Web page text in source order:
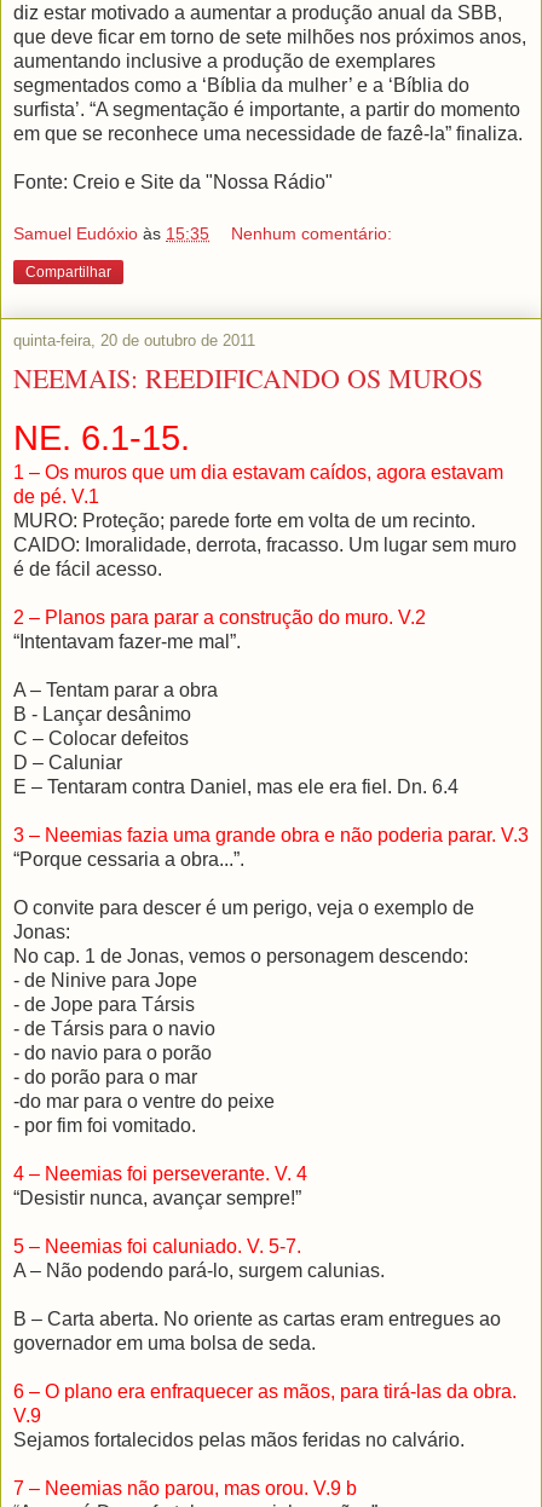
diz estar motivado a aumentar a produção anual da SBB,
que deve ficar em torno de sete milhões nos próximos anos,
aumentando inclusive a produção de exemplares
segmentados como a ‘Bíblia da mulher’ e a ‘Bíblia do
surfista’. “A segmentação é importante, a partir do momento
em que se reconhece uma necessidade de fazê-la” finaliza.
Fonte: Creio e Site da "Nossa Rádio"
Samuel Eudóxio às 15:35 Nenhum comentário:
Compartilhar
quinta-feira, 20 de outubro de 2011
NEEMAIS: REEDIFICANDO OS MUROS
NE. 6.1-15.
1 – Os muros que um dia estavam caídos, agora estavam
de pé. V.1
MURO: Proteção; parede forte em volta de um recinto.
CAIDO: Imoralidade, derrota, fracasso. Um lugar sem muro
é de fácil acesso.
2 – Planos para parar a construção do muro. V.2
“Intentavam fazer-me mal”.
A – Tentam parar a obra
B - Lançar desânimo
C – Colocar defeitos
D – Caluniar
E – Tentaram contra Daniel, mas ele era fiel. Dn. 6.4
3 – Neemias fazia uma grande obra e não poderia parar. V.3
“Porque cessaria a obra...”.
O convite para descer é um perigo, veja o exemplo de
Jonas:
No cap. 1 de Jonas, vemos o personagem descendo:
- de Ninive para Jope
- de Jope para Társis
- de Társis para o navio
- do navio para o porão
- do porão para o mar
-do mar para o ventre do peixe
- por fim foi vomitado.
4 – Neemias foi perseverante. V. 4
“Desistir nunca, avançar sempre!”
5 – Neemias foi caluniado. V. 5-7.
A – Não podendo pará-lo, surgem calunias.
B – Carta aberta. No oriente as cartas eram entregues ao
governador em uma bolsa de seda.
6 – O plano era enfraquecer as mãos, para tirá-las da obra.
V.9
Sejamos fortalecidos pelas mãos feridas no calvário.
7 – Neemias não parou, mas orou. V.9 b